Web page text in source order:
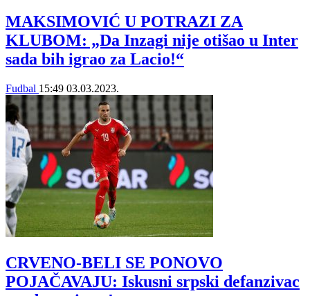
MAKSIMOVIĆ U POTRAZI ZA
KLUBOM: „Da Inzagi nije otišao u Inter
sada bih igrao za Lacio!“
Fudbal 15:49 03.03.2023.
CRVENO-BELI SE PONOVO
POJAČAVAJU: Iskusni srpski defanzivac